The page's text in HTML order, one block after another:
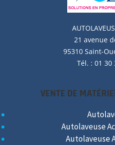
21 avenue
95310 Saint-
Tél. : 01 30
VENTE DE
Autolaveuse
Autolaveuse